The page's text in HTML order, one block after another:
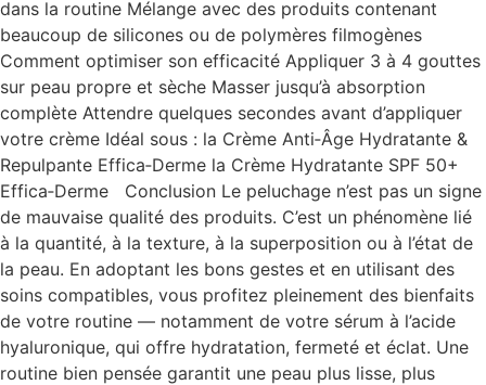
dans la routine Mélange avec des produits contenant
beaucoup de silicones ou de polymères filmogènes
Comment optimiser son efficacité Appliquer 3 à 4 gouttes
sur peau propre et sèche Masser jusqu’à absorption
complète Attendre quelques secondes avant d’appliquer
votre crème Idéal sous : la Crème Anti‑Âge Hydratante &
Repulpante Effica‑Derme la Crème Hydratante SPF 50+
Effica‑Derme Conclusion Le peluchage n’est pas un signe
de mauvaise qualité des produits. C’est un phénomène lié
à la quantité, à la texture, à la superposition ou à l’état de
la peau. En adoptant les bons gestes et en utilisant des
soins compatibles, vous profitez pleinement des bienfaits
de votre routine — notamment de votre sérum à l’acide
hyaluronique, qui offre hydratation, fermeté et éclat. Une
routine bien pensée garantit une peau plus lisse, plus